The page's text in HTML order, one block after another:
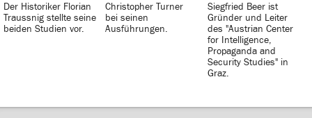
Der Historiker Florian
Traussnig stellte seine
beiden Studien vor.
Christopher Turner
bei seinen
Ausführungen.
Siegfried Beer ist
Gründer und Leiter
des "Austrian Center
for Intelligence,
Propaganda and
Security Studies" in
Graz.